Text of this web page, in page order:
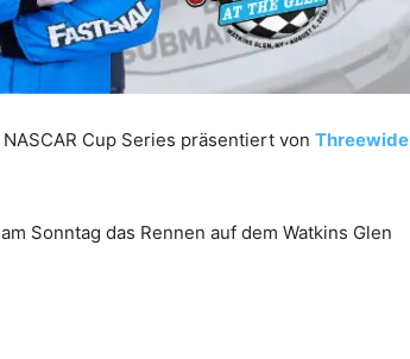
Cup Series präsentiert von Threewide
Sonntag das Rennen auf dem Watkins Glen